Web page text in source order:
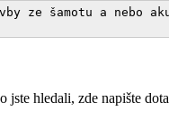
ze šamotu a nebo
jste hledali, zde napište